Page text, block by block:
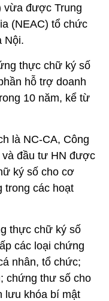
vừa được Trung
(NEAC) tổ chức
Nội.
thực chữ ký số
hỗ trợ doanh
10 năm, kể từ
là NC-CA, Công
và đầu tư HN được
ký số cho cơ
trong các hoạt
thực chữ ký số
các loại chứng
nhân, tổ chức;
chứng thư số cho
lưu khóa bí mật